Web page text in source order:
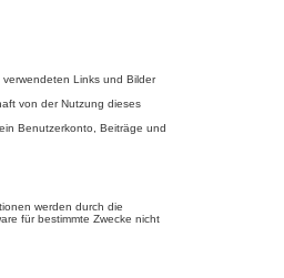
Links und Bilder
von der Nutzung dieses
Benutzerkonto, Beiträge und
werden durch die
für bestimmte Zwecke nicht